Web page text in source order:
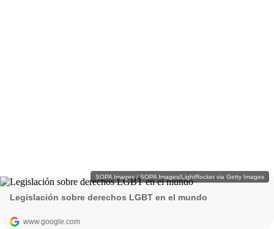
SOPA Images / SOPA Images/LightRocket via Getty Images
Legislación sobre derechos LGBT en el mundo
www.google.com